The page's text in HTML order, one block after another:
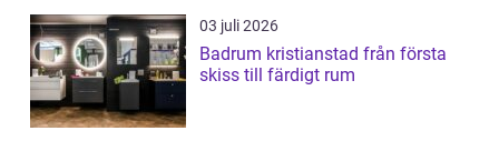
03 juli 2026
Badrum kristianstad från första
skiss till färdigt rum